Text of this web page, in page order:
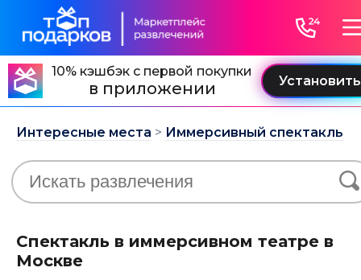
10% кэшбэк с первой покупки
в приложении
Интересные места > Иммерсивный спектакль
Спектакль в иммерсивном театре в
Москве